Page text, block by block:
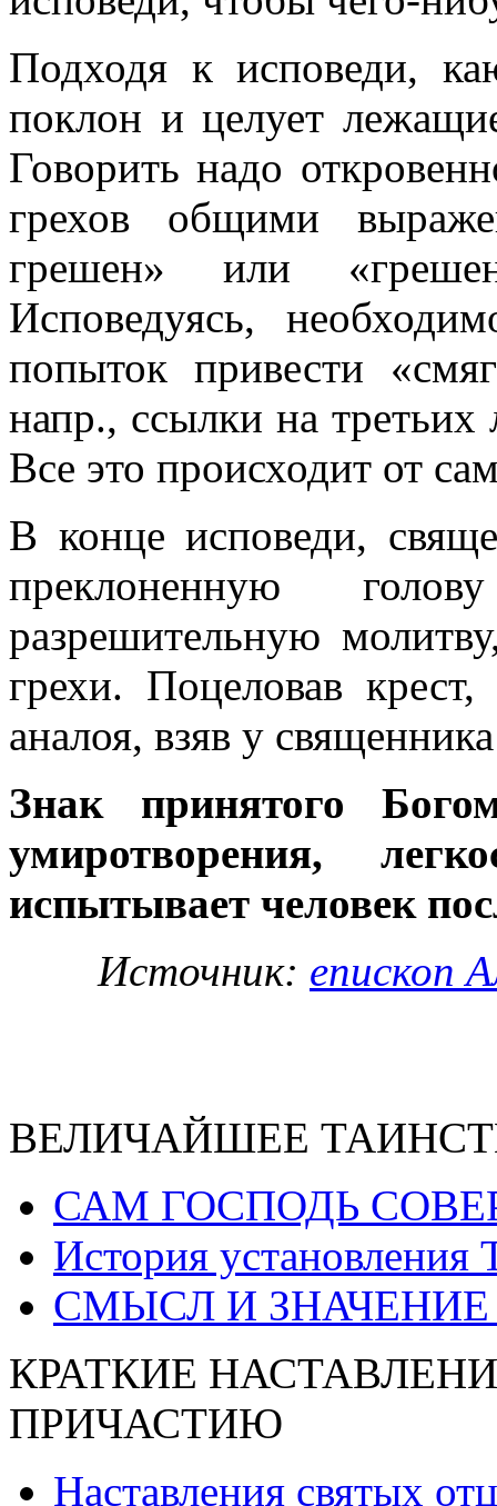
Подходя к исповеди,
поклон и целует
Говорить надо
грехов общими
грешен» или
Исповедуясь,
попыток привести
напр., ссылки на
Все это происходит от
В конце исповеди,
преклоненную
разрешительную
грехи. Поцеловав
аналоя, взяв у
Знак принятого
умиротворения,
испытывает человек
Источник: епископ
ВЕЛИЧАЙШЕЕ
САМ ГОСПОДЬ
История установления
СМЫСЛ И
КРАТКИЕ
ПРИЧАСТИЮ
Наставления святых